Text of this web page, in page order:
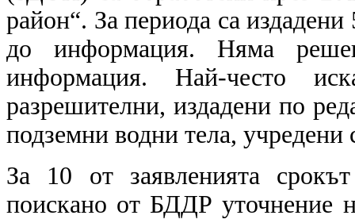
район“. За периода са
до информация. Няма
информация. Най-често
разрешителни, издадени по
подземни водни тела,
За 10 от заявленията
поискано от БДДР уточнение